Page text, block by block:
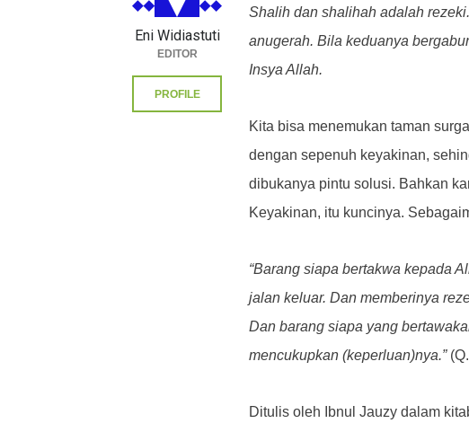
Shalih dan shalihah adalah
anugerah. Bila keduanya
Insya Allah.
Kita bisa menemukan taman
dengan sepenuh keyakinan,
dibukanya pintu solusi. Bahkan
Keyakinan, itu kuncinya.
“Barang siapa bertakwa kepada
jalan keluar. Dan memberinya
Dan barang siapa yang
mencukupkan (keperluan)nya.”
Ditulis oleh Ibnul Jauzy dalam
Eni Widiastuti
EDITOR
PROFILE